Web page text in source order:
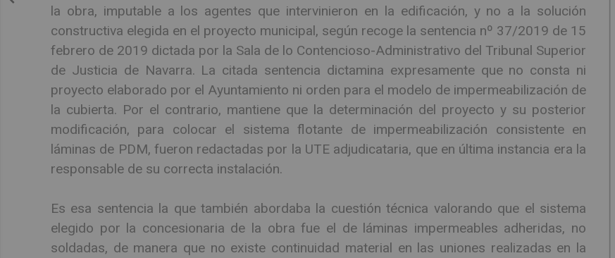
la obra, imputable a los agentes que intervinieron en la edificación, y no a la solución
constructiva elegida en el proyecto municipal, según recoge la sentencia nº 37/2019 de 15
febrero de 2019 dictada por la Sala de lo Contencioso-Administrativo del Tribunal Superior
de Justicia de Navarra. La citada sentencia dictamina expresamente que no consta ni
proyecto elaborado por el Ayuntamiento ni orden para el modelo de impermeabilización de
la cubierta. Por el contrario, mantiene que la determinación del proyecto y su posterior
modificación, para colocar el sistema flotante de impermeabilización consistente en
láminas de PDM, fueron redactadas por la UTE adjudicataria, que en última instancia era la
responsable de su correcta instalación.
Es esa sentencia la que también abordaba la cuestión técnica valorando que el sistema
elegido por la concesionaria de la obra fue el de láminas impermeables adheridas, no
soldadas, de manera que no existe continuidad material en las uniones realizadas en la